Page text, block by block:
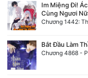
Đồng Nhân
Cẩu Đạo Trường Sinh
Ngự Thú
Im Miệng Đi!
Cùng Ngươi
Chương 1442:
Bắt Đầu Làm
Chương 4868 -